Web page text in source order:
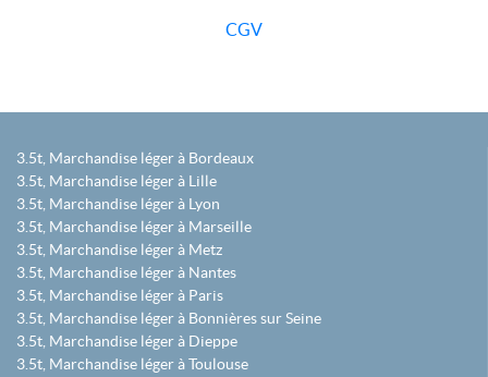
CGV
3.5t, Marchandise léger à Bordeaux
3.5t, Marchandise léger à Lille
3.5t, Marchandise léger à Lyon
3.5t, Marchandise léger à Marseille
3.5t, Marchandise léger à Metz
3.5t, Marchandise léger à Nantes
3.5t, Marchandise léger à Paris
3.5t, Marchandise léger à Bonnières sur Seine
3.5t, Marchandise léger à Dieppe
3.5t, Marchandise léger à Toulouse